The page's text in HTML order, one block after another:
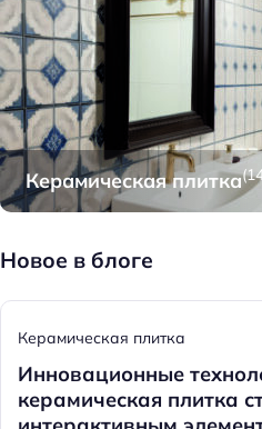
Керамическая плитка
Новое в блоге
Керамическая плитка
Инновационные
керамическая плитка